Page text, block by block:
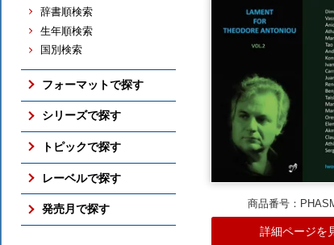
売れ筋の交響曲
売れ筋のバレエ（映像）
売れ筋のピアノ
総合（上位300件）
予約ランキング
すべての売れ筋ランキング
協奏曲
室内楽曲
ピアノ曲
オペラ
吹奏楽
すべてのジャンル
辞書順検索
生年順検索
国別検索
フォーマットで探す
ボックス・セット
SACD
DVD / Blu-ray
フォーマットのTOP
シリーズで探す
アメリカン・クラシックス
ナクソス・ヒストリカル
期待の新進演奏家
シリーズのTOP
トピックで探す
さまざまな全集
国内仕様輸入盤
国内レーベル盤
レーベルで探す
NAXOS
ORFEO
発売月で探す 商品番号：
詳細ページを